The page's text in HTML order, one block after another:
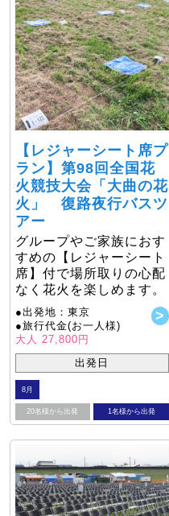
【レジャーシート席プ
ラン】第98回全国花
火競技大会「大曲の花
火」 復路夜行バスツ
アー
グループやご家族におす
すめの【レジャーシート
席】付で場所取りの心配
なく花火を楽しめます。
●出発地：東京
●旅行代金(お一人様)
大人 27,800円
出発日
8月
20名様から出発 1名様から出発